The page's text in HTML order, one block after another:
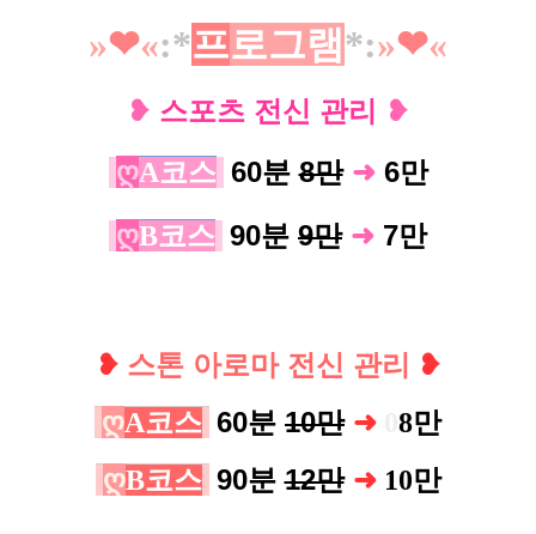
»❤︎«:*프로그램 *:»❤︎«
❥ 스포츠 전신 관리
❥
ღA코스 60분 8만 ➜ 6만
ღB코스 90분 9만 ➜ 7만
❥ 스톤 아로마 전신 관리
❥
ღA코스 60분 10만 ➜ 8만
ღB코스 90분 12만 ➜ 10만